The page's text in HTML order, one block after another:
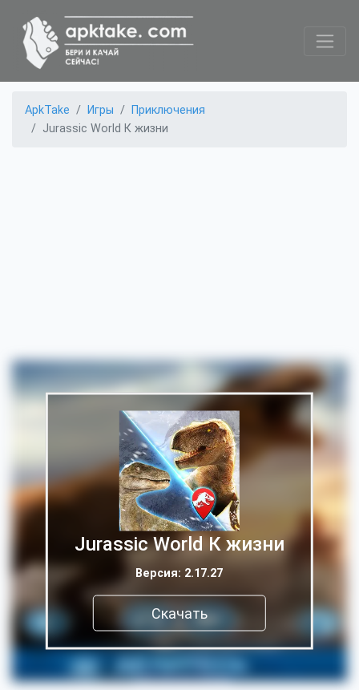
ApkTake Игры
Приключения
Jurassic World К жизни
Jurassic World К жизни
Версия: 2.17.27
Скачать